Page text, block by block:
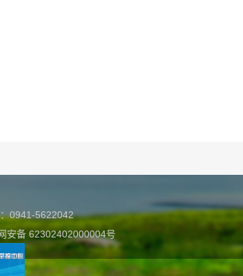
0941-5622042
安备 62302402000004号